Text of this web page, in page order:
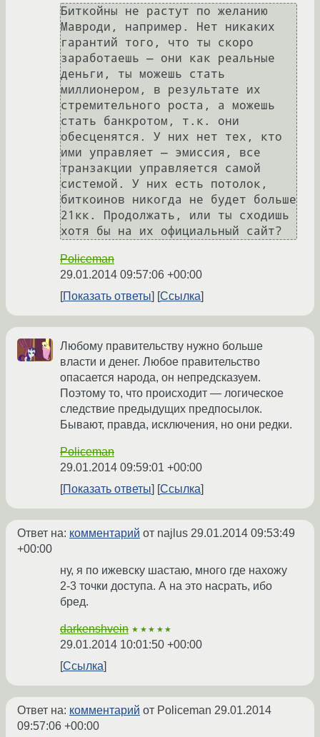
Биткойны не растут по желанию
Мавроди, например. Нет никаких
гарантий того, что ты скоро
заработаешь — они как реальные
деньги, ты можешь стать
миллионером, в результате их
стремительного роста, а можешь
стать банкротом, т.к. они
обесценятся. У них нет тех, кто
ими управляет — эмиссия, все
транзакции управляется самой
системой. У них есть потолок,
биткоинов никогда не будет больше
21кк. Продолжать, или ты сходишь
хотя бы на их официальный сайт?
Policeman
29.01.2014 09:57:06 +00:00
Показать ответы
Ссылка
Любому правительству нужно больше
власти и денег. Любое правительство
опасается народа, он непредсказуем.
Поэтому то, что происходит — логическое
следствие предыдущих предпосылок.
Бывают, правда, исключения, но они редки.
Policeman
29.01.2014 09:59:01 +00:00
Показать ответы
Ссылка
Ответ на: комментарий от najlus 29.01.2014 09:53:49
+00:00
ну, я по ижевску шастаю, много где нахожу
2-3 точки доступа. А на это насрать, ибо
бред.
darkenshvein ★★★★★
29.01.2014 10:01:50 +00:00
Ссылка
Ответ на: комментарий от Policeman 29.01.2014
09:57:06 +00:00